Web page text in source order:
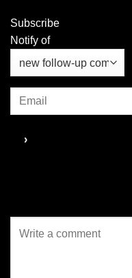
ปีใหม่, คำอวยพรสวัสดีปีใหม่...
Subscribe
Notify of